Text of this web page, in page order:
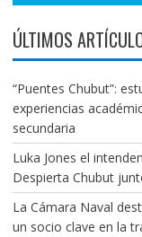
ÚLTIMOS
“Puentes Chubut”:
experiencias
secundaria
Luka Jones el
Despierta Chubut
La Cámara Naval
un socio clave en la